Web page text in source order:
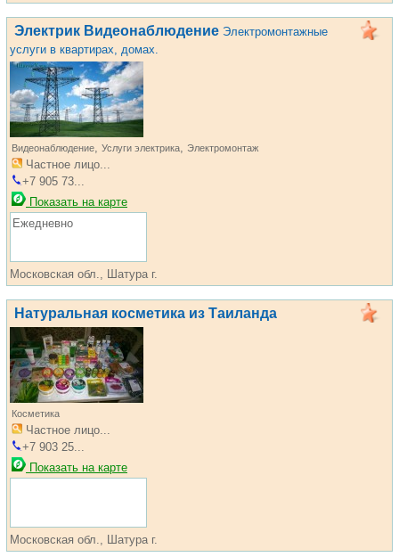
Электрик Видеонаблюдение Электромонтажные
услуги в квартирах, домах.
Видеонаблюдение, Услуги электрика, Электромонтаж
Частное лицо...
+7 905 73...
Показать на карте
Ежедневно
Московская обл., Шатура г.
Натуральная косметика из Таиланда
Косметика
Частное лицо...
+7 903 25...
Показать на карте
Московская обл., Шатура г.